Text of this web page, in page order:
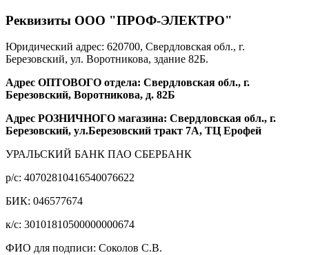
Реквизиты ООО "ПРОФ-ЭЛЕКТРО"
Юридический адрес: 620700, Свердловская обл., г.
Березовский, ул. Воротникова, здание 82Б.
Адрес ОПТОВОГО отдела: Свердловская обл., г.
Березовский, Воротникова, д. 82Б
Адрес РОЗНИЧНОГО магазина: Свердловская обл., г.
Березовский, ул.Березовский тракт 7А, ТЦ Ерофей
УРАЛЬСКИЙ БАНК ПАО СБЕРБАНК
р/c: 40702810416540076622
БИК: 046577674
к/c: 30101810500000000674
ФИО для подписи: Соколов С.В.